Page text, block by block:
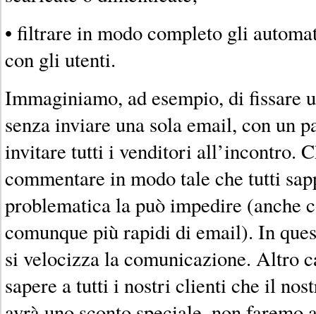
• filtrare in modo completo gli
con gli utenti.
Immaginiamo, ad esempio, di fissare
senza inviare una sola email, con un
invitare tutti i venditori all’incontro.
commentare in modo tale che tutti
problematica la può impedire (anche
comunque più rapidi di email). In
si velocizza la comunicazione. Altro
sapere a tutti i nostri clienti che il